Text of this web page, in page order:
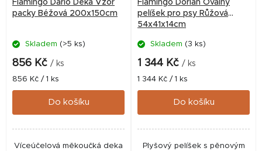
Flamingo Dario Deka Vzor
packy Béžová 200x150cm
Skladem (>5 ks)
856 Kč / ks
Měrná
cena:
856 Kč / 1 ks
Do košíku
Víceúčelová měkoučká deka
Flamingo Dorian Oválný
pelíšek pro psy Růžová
54x41x14cm
Skladem (3 ks)
1 344 Kč / ks
Měrná
cena:
1 344 Kč / 1 ks
Do košíku
Plyšový pelíšek s pěnovým